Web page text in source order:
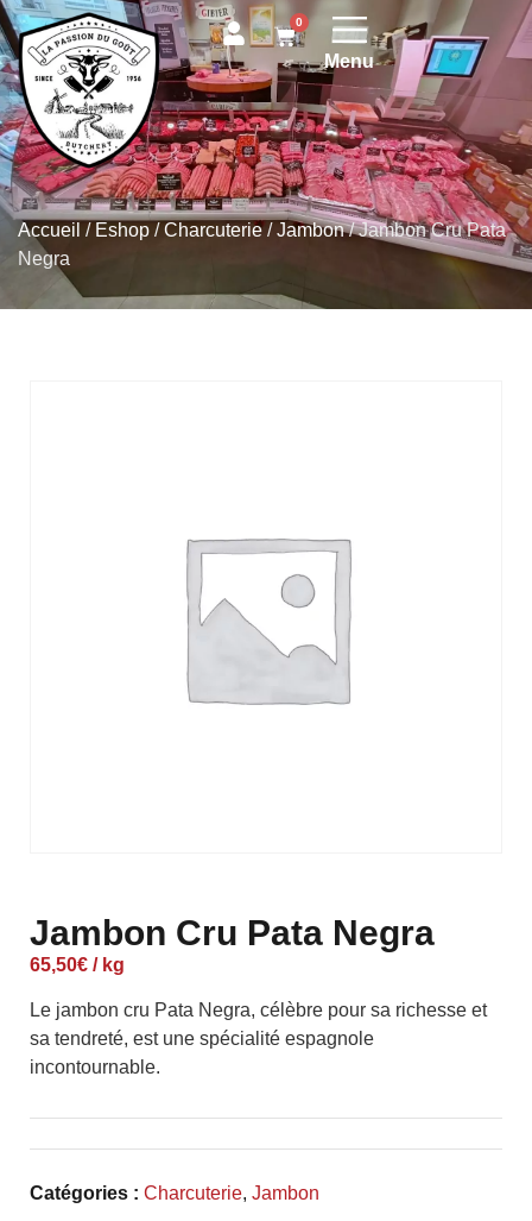
0
Menu
Accueil / Eshop /Charcuterie/Jambon/Jambon Cru Pata
Negra
Jambon Cru Pata Negra
65,50€ / kg
Le jambon cru Pata Negra, célèbre pour sa richesse et
sa tendreté, est une spécialité espagnole
incontournable.
Catégories : Charcuterie, Jambon